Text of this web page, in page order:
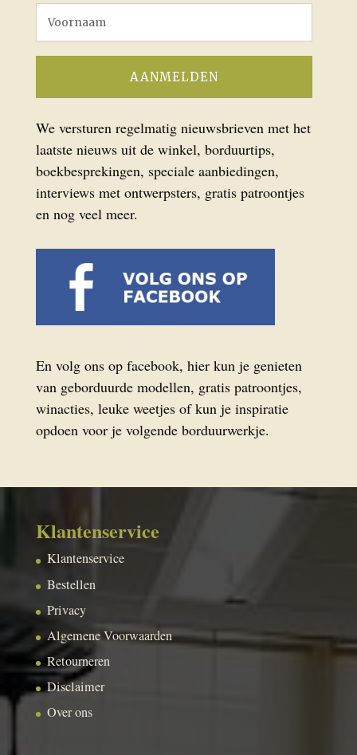
We versturen regelmatig nieuwsbrieven met het
laatste nieuws uit de winkel, borduurtips,
boekbesprekingen, speciale aanbiedingen,
interviews met ontwerpsters, gratis patroontjes
en nog veel meer.
En volg ons op facebook, hier kun je genieten
van geborduurde modellen, gratis patroontjes,
winacties, leuke weetjes of kun je inspiratie
opdoen voor je volgende borduurwerkje.
Klantenservice
Klantenservice
Bestellen
Privacy
Algemene Voorwaarden
Retourneren
Disclaimer
Over ons